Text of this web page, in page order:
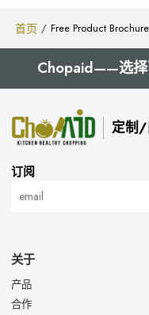
首页 / Free Product Brochure
Chopaid——选择
定制/
订阅
关于
产品
合作